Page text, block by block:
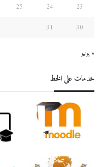
23
24
25
30
31
« يونيو
خدمات على الخط